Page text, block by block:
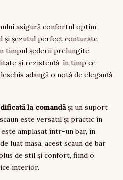
asigură confortul optim
și șezutul perfect conturate
timpul șederii prelungite.
și rezistență, în timp ce
adaugă o notă de eleganță
la comandăși un suport
este versatil și practic în
amplasat într-un bar, în
luat masa, acest scaun de bar
de stil și confort, fiind o
interior.